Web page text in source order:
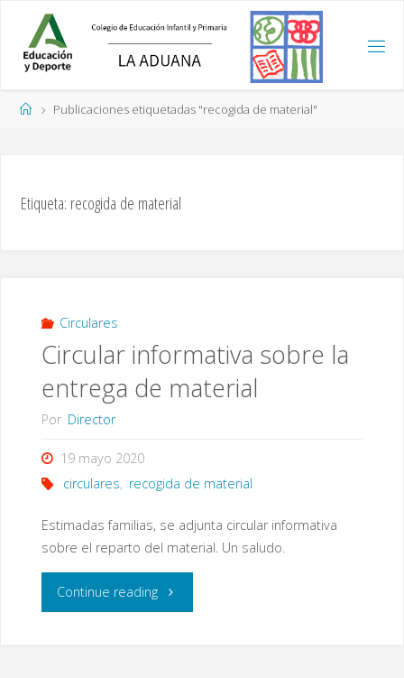
contenido
PáginaPublicaciones etiquetadas "recogida de material"
Etiqueta: recogida de material
Circulares
Circular informativa sobre la
entrega de material
Por Director
19 mayo 2020
circulares, recogida de material
Estimadas familias, se adjunta circular informativa
sobre el reparto del material. Un saludo.
Continue reading"Circular